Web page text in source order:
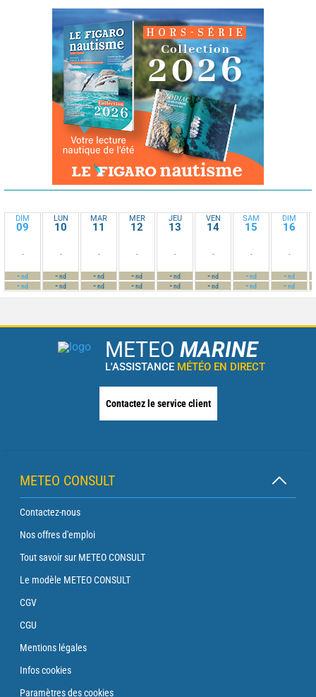
DIM
09
-
-nd
-nd
LUN
10
-
-nd
-nd
MAR
11
-
-nd
-nd
MER
12
-
-nd
-nd
JEU
13
-
-nd
-nd
VEN
14
-
-nd
-nd
SAM
15
-
-nd
-nd
DIM
16
-
-nd
-nd
METEO MARINE
L'ASSISTANCE MÉTÉO EN DIRECT
Contactez le service client
METEO CONSULT
Contactez-nous
Nos offres d'emploi
Tout savoir sur METEO CONSULT
Le modèle METEO CONSULT
CGV
CGU
Mentions légales
Infos cookies
Paramètres des cookies